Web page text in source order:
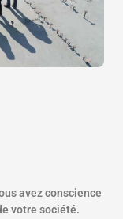
avez conscience
votre société.